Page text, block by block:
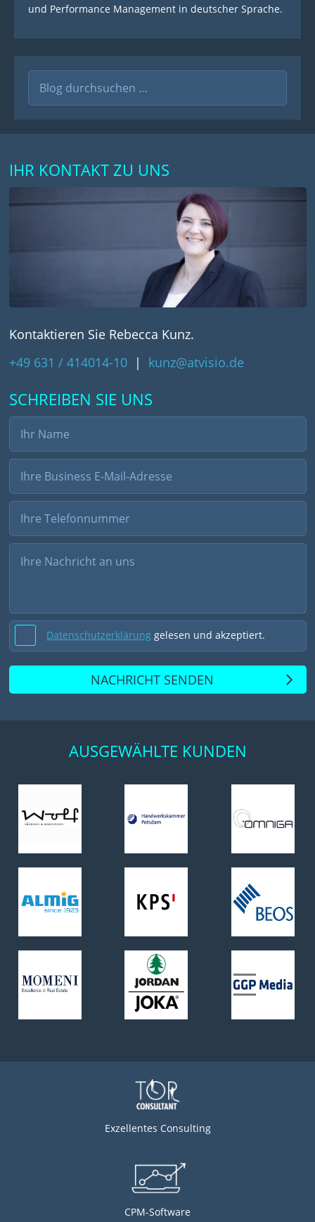
und Performance Management in deutscher Sprache.
Suche
nach:
IHR KONTAKT ZU UNS
Kontaktieren Sie Rebecca Kunz.
+49 631 / 414014-10 | kunz@atvisio.de
SCHREIBEN SIE UNS
Datenschutzerklärung gelesen und akzeptiert.
NACHRICHT SENDEN
AUSGEWÄHLTE KUNDEN
Exzellentes Consulting
CPM-Software